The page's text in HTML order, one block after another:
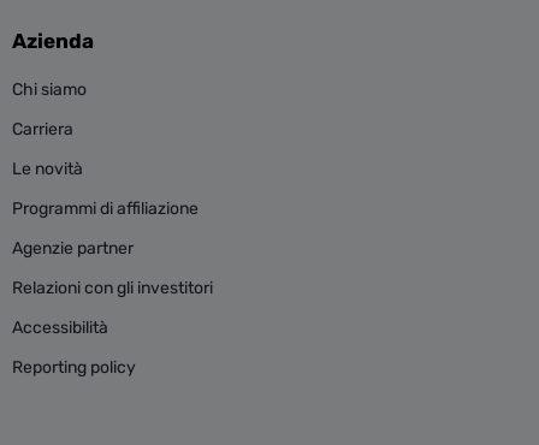
Azienda
Chi siamo
Carriera
Le novità
Programmi di affiliazione
Agenzie partner
Relazioni con gli investitori
Accessibilità
Reporting policy